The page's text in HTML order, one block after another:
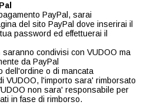
PayPal, sarai
del sito PayPal dove inserirai il
password ed effettuerai il
condivisi con VUDOO ma
da PayPal
dell'ordine o di mancata
VUDOO, l'importo sara' rimborsato
non sara' responsabile per
in fase di rimborso.